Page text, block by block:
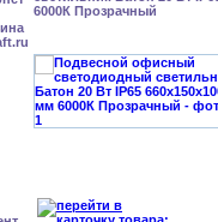
6000К Прозрачный